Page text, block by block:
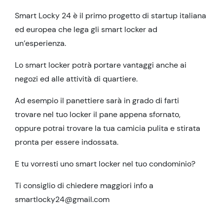
Smart Locky 24 è il primo progetto di startup italiana
ed europea che lega gli smart locker ad
un’esperienza.
Lo smart locker potrà portare vantaggi anche ai
negozi ed alle attività di quartiere.
Ad esempio il panettiere sarà in grado di farti
trovare nel tuo locker il pane appena sfornato,
oppure potrai trovare la tua camicia pulita e stirata
pronta per essere indossata.
E tu vorresti uno smart locker nel tuo condominio?
Ti consiglio di chiedere maggiori info a
smartlocky24@gmail.com